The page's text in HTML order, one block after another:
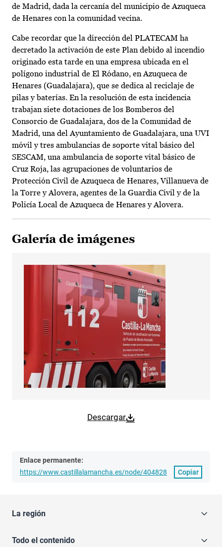
de Madrid, dada la cercanía del municipio de Azuqueca
de Henares con la comunidad vecina.
Cabe recordar que la dirección del PLATECAM ha
decretado la activación de este Plan debido al incendio
originado esta tarde en una empresa ubicada en el
polígono industrial de El Ródano, en Azuqueca de
Henares (Guadalajara), que se dedica al reciclaje de
pilas y baterías. En la resolución de esta incidencia
trabajan siete dotaciones de los Bomberos del
Consorcio de Guadalajara, dos de la Comunidad de
Madrid, una del Ayuntamiento de Guadalajara, una UVI
móvil y tres ambulancias de soporte vital básico del
SESCAM, una ambulancia de soporte vital básico de
Cruz Roja, las agrupaciones de voluntarios de
Protección Civil de Azuqueca de Henares, Villanueva de
la Torre y Alovera, agentes de la Guardia Civil y de la
Policía Local de Azuqueca de Henares y Alovera.
Galería de imágenes
Descargar
Enlace permanente:
https://www.castillalamancha.es/node/404828
Copiar
La región
Todo el contenido